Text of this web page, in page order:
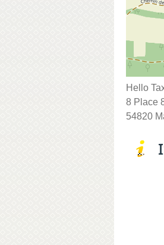
Hello
8 Place
54820